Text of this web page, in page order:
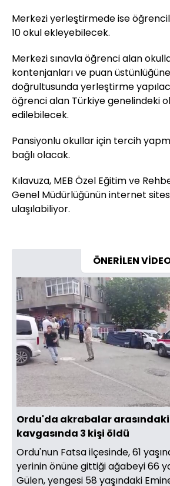
Merkezi yerleştirmede ise
10 okul ekleyebilecek.
Merkezi sınavla öğrenci alan
kontenjanları ve puan
doğrultusunda yerleştirme
öğrenci alan Türkiye genelindeki
edilebilecek.
Pansiyonlu okullar için tercih
bağlı olacak.
Kılavuza, MEB Özel Eğitim ve
Genel Müdürlüğünün internet
ulaşılabiliyor.
ÖNERİLEN
Sesi
Aç
Yüklendi
66.78%
Ordu'da akrabalar
kavgasında 3 kişi öldü
Ordu'nun Fatsa ilçesinde, 61
yerinin önüne gittiği ağabeyi 66
Gülen, yengesi 58 yaşındaki